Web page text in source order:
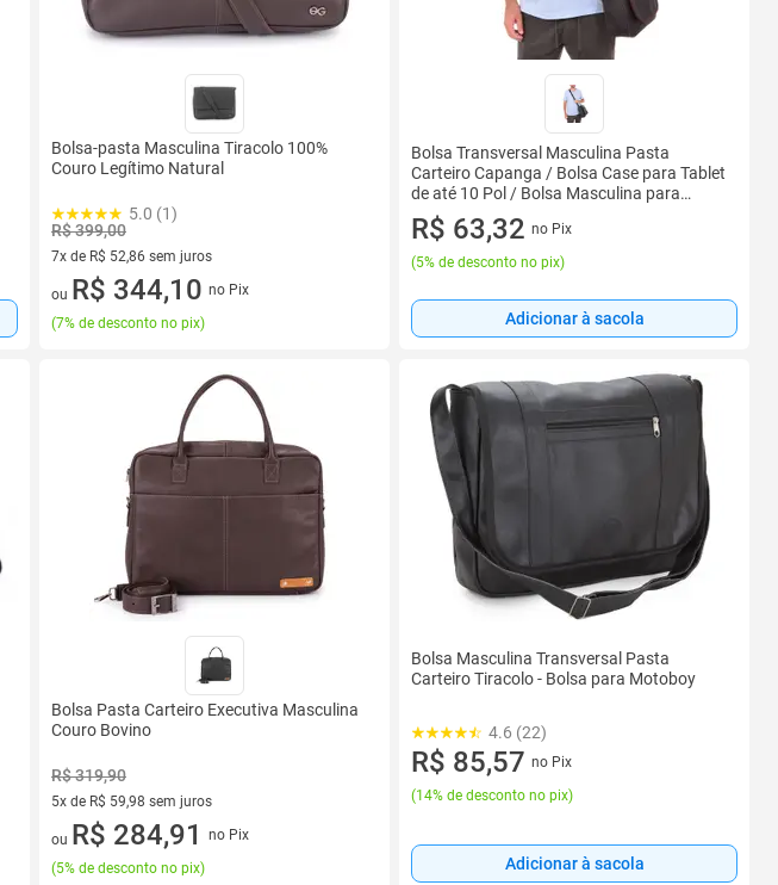
Bolsa-pasta Masculina Tiracolo 100%
Couro Legítimo Natural
5.0 (1)
R$ 399,00
7x de R$ 52,86 sem juros
7 vez de R$ 52,86 sem juros
ou R$ 344,10 no Pix
(7% de desconto no pix)
Bolsa Transversal Masculina Pasta
Carteiro Capanga / Bolsa Case para Tablet
de até 10 Pol / Bolsa Masculina para
Motoboy - JP08
R$ 63,32 no Pix
(5% de desconto no pix)
Adicionar à sacola
Bolsa Pasta Carteiro Executiva Masculina
Couro Bovino
R$ 319,90
5x de R$ 59,98 sem juros
5 vez de R$ 59,98 sem juros
ou R$ 284,91
no Pix
(5% de desconto no pix)
Bolsa Masculina Transversal Pasta
Carteiro Tiracolo - Bolsa para Motoboy
4.6 (22)
R$ 85,57 no Pix
(14% de desconto no pix)
Adicionar à sacola